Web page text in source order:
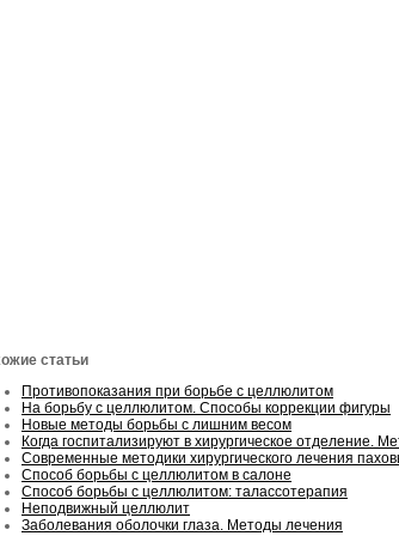
статьи
Противопоказания при борьбе с целлюлитом
На борьбу с целлюлитом. Способы коррекции фигуры
Новые методы борьбы с лишним весом
Когда госпитализируют в хирургическое отделение.
Современные методики хирургического лечения
Способ борьбы с целлюлитом в салоне
Способ борьбы с целлюлитом: талассотерапия
Неподвижный целлюлит
Заболевания оболочки глаза. Методы лечения